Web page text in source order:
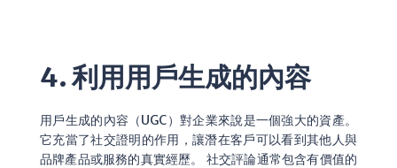
4. 利用用戶生成的內容
用戶生成的內容（UGC）對企業來說是一個強大的資產。
它充當了社交證明的作用，讓潛在客戶可以看到其他人與
品牌產品或服務的真實經歷。 社交評論通常包含有價值的